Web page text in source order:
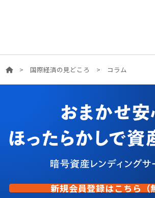
> 国際経済の見どころ > コラム
新規会員登録はこちら（